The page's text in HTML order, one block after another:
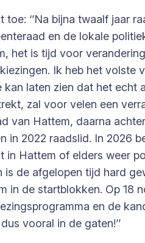
toe: ‘’Na bijna twaalf jaar
en de lokale
het is tijd voor
Ik heb het volste
laten zien dat het echt
zal voor velen een
van Hattem, daarna
in 2022 raadslid. In 2026
in Hattem of elders weer
de afgelopen tijd hard
in de startblokken. Op 18
en de
vooral in de gaten!’’